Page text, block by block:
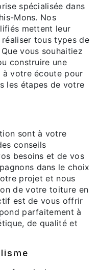
spécialisée dans
Mons. Nos
mettent leur
tous types de
vous souhaitiez
construire une
à votre écoute pour
les étapes de votre
sont à votre
conseils
besoins et de vos
dans le choix
projet et nous
de votre toiture en
est de vous offrir
parfaitement à
de qualité et